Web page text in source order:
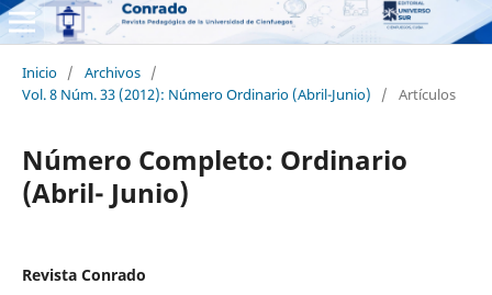
Inicio / Archivos /
Vol. 8 Núm. 33 (2012): Número Ordinario (Abril-Junio)
/ Artículos
Número Completo: Ordinario
(Abril- Junio)
Revista Conrado